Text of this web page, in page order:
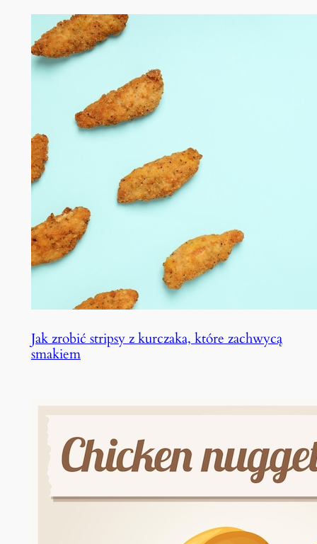
Jak zrobić stripsy z kurczaka, które zachwycą
smakiem